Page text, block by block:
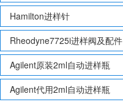
Hamilton进样针
Rheodyne7725i进样阀及配件
Agilent原装2ml自动进样瓶
Agilent代用2ml自动进样瓶